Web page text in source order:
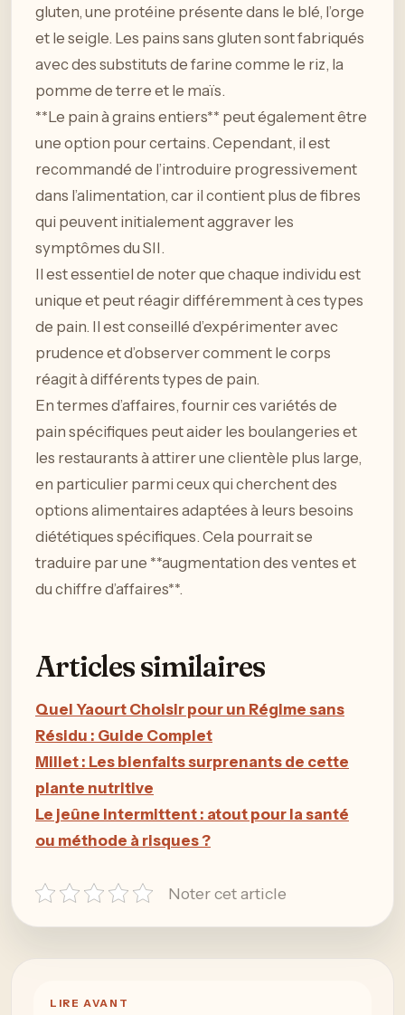
gluten, une protéine présente dans le blé, l’orge
et le seigle. Les pains sans gluten sont fabriqués
avec des substituts de farine comme le riz, la
pomme de terre et le maïs.
**Le pain à grains entiers** peut également être
une option pour certains. Cependant, il est
recommandé de l’introduire progressivement
dans l’alimentation, car il contient plus de fibres
qui peuvent initialement aggraver les
symptômes du SII.
Il est essentiel de noter que chaque individu est
unique et peut réagir différemment à ces types
de pain. Il est conseillé d’expérimenter avec
prudence et d’observer comment le corps
réagit à différents types de pain.
En termes d’affaires, fournir ces variétés de
pain spécifiques peut aider les boulangeries et
les restaurants à attirer une clientèle plus large,
en particulier parmi ceux qui cherchent des
options alimentaires adaptées à leurs besoins
diététiques spécifiques. Cela pourrait se
traduire par une **augmentation des ventes et
du chiffre d’affaires**.
Articles similaires
Quel Yaourt Choisir pour un Régime sans
Résidu : Guide Complet
Millet : Les bienfaits surprenants de cette
plante nutritive
Le jeûne intermittent : atout pour la santé
ou méthode à risques ?
Noter cet article
LIRE AVANT